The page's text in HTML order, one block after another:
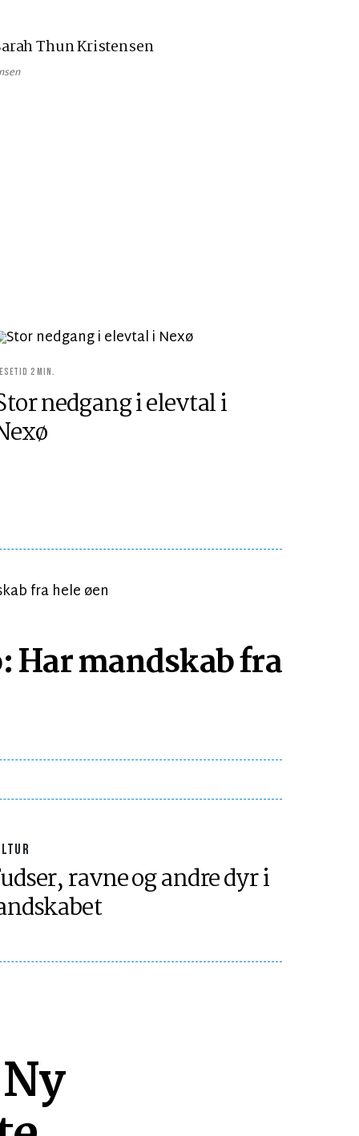
2 MIN.
nedgang i elevtal i
Har mandskab fra
ravne og andre dyr i